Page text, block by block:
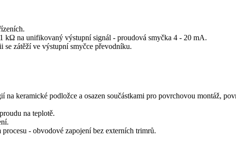
kΩ na unifikovaný výstupní signál - proudová smyčka 4 - 20 mA.
zátěží ve výstupní smyčce převodníku.
na keramické podložce a osazen součástkami pro povrchovou montáž,
na teplotě.
- obvodové zapojení bez externích trimrů.